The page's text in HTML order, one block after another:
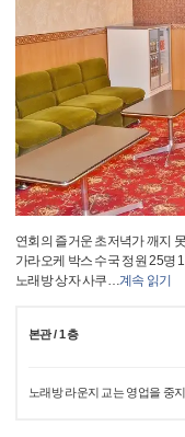
연회의 즐거운 초저녁가 깨지
가라오케 박스 수국 정원 25명
노래방 상자 사쿠…계속 읽기
본관 / 1 층
노래방 라운지 교는 영업을 중